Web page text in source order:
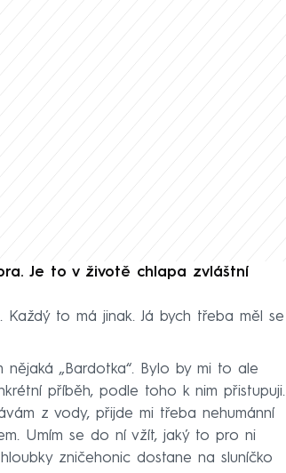
Je to v životě chlapa zvláštní
to má jinak. Já bych třeba měl se
„Bardotka“. Bylo by mi to ale
příběh, podle toho k nim přistupuji.
z vody, přijde mi třeba nehumánní
Umím se do ní vžít, jaký to pro ni
zničehonic dostane na sluníčko